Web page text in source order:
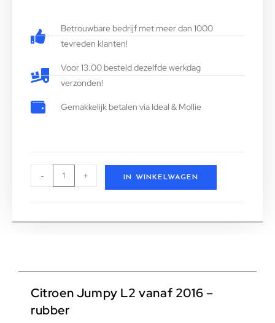
Betrouwbare bedrijf met meer dan 1000
tevreden klanten!
Voor 13.00 besteld dezelfde werkdag
verzonden!
Gemakkelijk betalen via Ideal & Mollie
- + IN WINKELWAGEN
Citroen Jumpy L2 vanaf 2016 –
rubber